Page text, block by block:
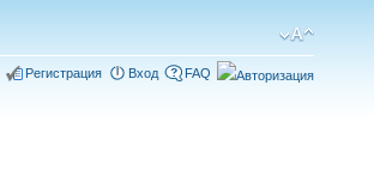
Регистрация Вход FAQ